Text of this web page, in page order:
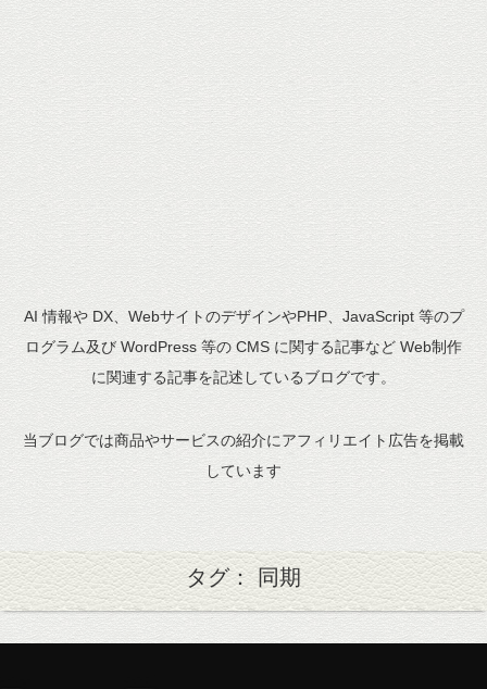
AI 情報や DX、WebサイトのデザインやPHP、JavaScript 等のプ
ログラム及び WordPress 等の CMS に関する記事など Web制作
に関連する記事を記述しているブログです。
当ブログでは商品やサービスの紹介にアフィリエイト広告を掲載
しています
タグ： 同期